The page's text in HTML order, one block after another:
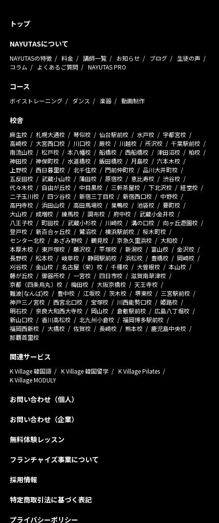
トップ
NAYUTASについて
NAYUTASの特徴 料金 講師一覧 お知らせ ブログ
生徒の声
コラム
よくあるご質問 NAYUTAS PRO
コース
ボイストレーニング ダンス 楽器 動画制作
校舎
麻生校 札幌大通校 琴似校 仙台駅前校 水戸校
宇都宮校
高崎校
大宮西口校 川口校 蕨校 川越校 所沢校
千葉駅前校
南流山校
松戸校 本八幡校 船橋校 西船橋校 津田沼校
柏校
神田校
神保町校 水道橋校 飯田橋校 月島校
六本木校
上野校
西日暮里校 北千住校 門前仲町校
品川大井町校
五反田校
武蔵小山校 蒲田校 原宿校 恵比寿校
渋谷校
代々木校
自由が丘校 中目黒校 三軒茶屋校 下北沢校
経堂校
二子玉川校
四ツ谷校 新宿三丁目校 新宿西口校
中野校
高円寺校
浜田山校 高田馬場校 巣鴨校 池袋校
要町校
大山校
成増校 練馬校 調布校 府中校
武蔵小金井校
八王子校
町田校 武蔵小杉校 川崎校 溝の口校
向ヶ丘遊園校
登戸校
新百合ヶ丘校 鷺沼校 横浜駅前校
桜木町校
センター北校
あざみ野校 鶴見校 京急久里浜校
大和校
本厚木校
東戸塚校 藤沢校 平塚校 新潟校 富山校
金沢校
長野校
松本校 岐阜校 静岡駅前校 浜松校 豊橋校
岡崎校
刈谷校
金山校 名古屋（栄）校 千種校 大曽根校
本山校
藤が丘校
御器所校 一宮校 四日市校
滋賀南草津校
京都（四条烏丸）校
梅田校 大阪京橋校
天王寺校
難波(なんば)校
豊中校 江坂校 茨木校 堺東校
三宮駅前校
神戸三ノ宮校
西宮北口校 宝塚校 川西能勢口校
姫路校
明石校
奈良大和西大寺校 岡山校 倉敷駅前校
広島八丁堀校
新山口校
香川高松校 北九州小倉校
福岡博多駅前校
福岡西新校
大橋校 佐賀校 長崎校 熊本校
鹿児島中央校
那覇首里校
関連サービス
K Village 韓国語 K Village 韓国留学
K Village Pilates
K Village MODULY
お問い合わせ（個人）
お問い合わせ（企業）
無料体験レッスン
フランチャイズ事業について
採用情報
特定商取引法に基づく表記
プライバシーポリシー